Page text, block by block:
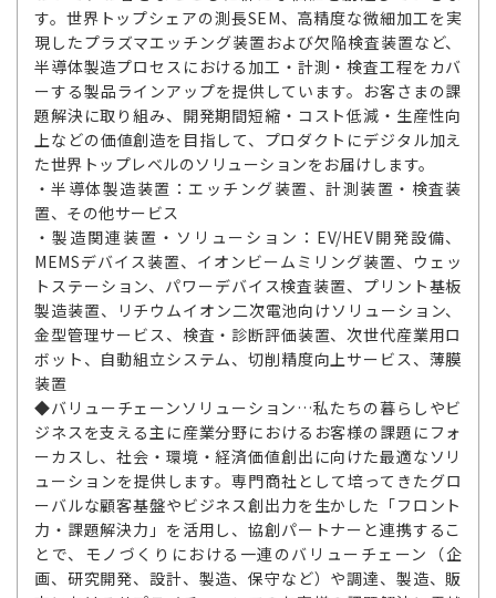
す。世界トップシェアの測長SEM、高精度な微細加工を実
現したプラズマエッチング装置および欠陥検査装置など、
半導体製造プロセスにおける加工・計測・検査工程をカバ
ーする製品ラインアップを提供しています。お客さまの課
題解決に取り組み、開発期間短縮・コスト低減・生産性向
上などの価値創造を目指して、プロダクトにデジタル加え
た世界トップレベルのソリューションをお届けします。
・半導体製造装置：エッチング装置、計測装置・検査装
置、その他サービス
・製造関連装置・ソリューション：EV/HEV開発設備、
MEMSデバイス装置、イオンビームミリング装置、ウェッ
トステーション、パワーデバイス検査装置、プリント基板
製造装置、リチウムイオン二次電池向けソリューション、
金型管理サービス、検査・診断評価装置、次世代産業用ロ
ボット、自動組立システム、切削精度向上サービス、薄膜
装置
◆バリューチェーンソリューション…私たちの暮らしやビ
ジネスを支える主に産業分野におけるお客様の課題にフォ
ーカスし、社会・環境・経済価値創出に向けた最適なソリ
ューションを提供します。専門商社として培ってきたグロ
ーバルな顧客基盤やビジネス創出力を生かした「フロント
力・課題解決力」を活用し、協創パートナーと連携するこ
とで、モノづくりにおける一連のバリューチェーン（企
画、研究開発、設計、製造、保守など）や調達、製造、販